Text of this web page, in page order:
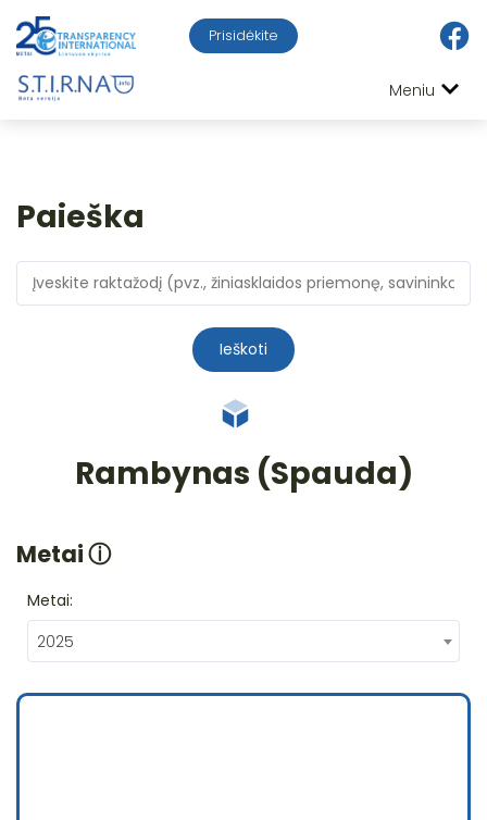
Prisidėkite
Meniu
Paieška
Ieškoti
Rambynas (Spauda)
Metaiⓘ
Metai:
2025